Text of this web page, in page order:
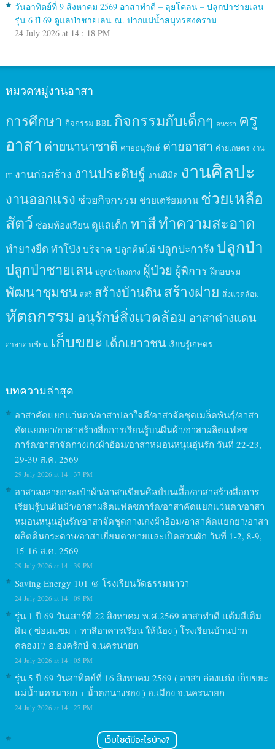
วันอาทิตย์ที่ 9 สิงหาคม 2569 อาสาทำดี – ลุยโคลน – ปลูกป่าชายเลน
รุ่น 6 ปี 69 ดูแลป่าชายเลน ณ. ปากแม่น้ำสมุทรสงคราม
24 July 2026 at 14 : 18 PM
หมวดหมู่งานอาสา
การศึกษา กิจกรรม BBL กิจกรรมกับเด็กๆ คนชรา ครู
อาสา ค่ายนานาชาติ ค่ายอนุรักษ์ ค่ายอาสา ค่ายเกษตร งาน
IT งานก่อสร้าง งานประดิษฐ์ งานฝีมือ งานศิลปะ
งานออกแรง ช่วยกิจกรรม ช่วยเตรียมงาน ช่วยเหลือ
สัตว์ ซ่อมห้องเรียน ดูแลเด็ก ทาสีทำความสะอาด
ทำยางยืด ทำโป่ง บริจาค ปลูกต้นไม้ ปลูกปะการัง ปลูกป่า
ปลูกป่าชายเลน ปลูกป่าโกงกาง ผู้ป่วย ผู้พิการ ฝึกอบรม
พัฒนาชุมชน สตรี สร้างบ้านดินสร้างฝาย สิ่งแวดล้อม
หัตถกรรม อนุรักษ์สิ่งแวดล้อม อาสาต่างแดน
อาสาอาเซียน เก็บขยะ เด็กเยาวชน เรียนรู้เกษตร
บทความล่าสุด
อาสาคัดแยกแว่นตา/อาสาปลาใจดี/อาสาจัดชุดเมล็ดพันธุ์/อาสา
คัดแยกยา/อาสาสร้างสื่อการเรียนรู้บนผืนผ้า/อาสาผลิตแฟลช
การ์ด/อาสาจัดกางเกงผ้าอ้อม/อาสาหมอนหนุนอุ่นรัก วันที่ 22-23,
29-30 ส.ค. 2569
29 July 2026 at 14 : 37 PM
อาสาลงลายกระเป๋าผ้า/อาสาเขียนศิลป์บนเสื้อ/อาสาสร้างสื่อการ
เรียนรู้บนผืนผ้า/อาสาผลิตแฟลชการ์ด/อาสาคัดแยกแว่นตา/อาสา
หมอนหนุนอุ่นรัก/อาสาจัดชุดกางเกงผ้าอ้อม/อาสาคัดแยกยา/อาสา
ผลิตดินกระดาษ/อาสาเยี่ยมตายายและเปิดสวนผัก วันที่ 1-2, 8-9,
15-16 ส.ค. 2569
29 July 2026 at 14 : 39 PM
Saving Energy 101 @ โรงเรียนวัดธรรมนาวา
24 July 2026 at 14 : 09 PM
รุ่น 1 ปี 69 วันเสาร์ที่ 22 สิงหาคม พ.ศ.2569 อาสาทำดี แต้มสีเติม
ฝัน ( ซ่อมแซม + ทาสีอาคารเรียน ให้น้อง ) โรงเรียนบ้านปาก
คลอง17 อ.องครักษ์ จ.นครนายก
24 July 2026 at 14 : 05 PM
รุ่น 5 ปี 69 วันอาทิตย์ที่ 16 สิงหาคม 2569 ( อาสา ล่องแก่ง เก็บขยะ
แม่น้ำนครนายก + น้ำตกนางรอง ) อ.เมือง จ.นครนายก
24 July 2026 at 14 : 27 PM
เว็บไซต์มีอะไรบ้าง?